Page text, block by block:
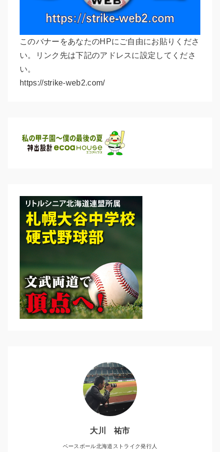
このバナーをあなたのHPにご自由にお貼りくださ
い。リンク先は下記のアドレスに設定してくださ
い。
https://strike-web2.com/
大川 祐市
ベースボール北海道ストライク発行人